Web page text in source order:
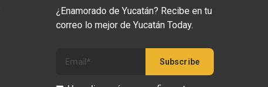
¿Enamorado de Yucatán? Recibe en tu
correo lo mejor de Yucatán Today.